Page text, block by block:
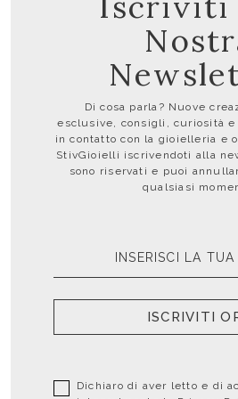
Di cosa parla? Nuove
esclusive, consigli, curiosità e
in contatto con la gioielleria e
StivGioielli iscrivendoti alla
sono riservati e puoi
qualsiasi
ISCRIVITI
Dichiaro di aver letto e di